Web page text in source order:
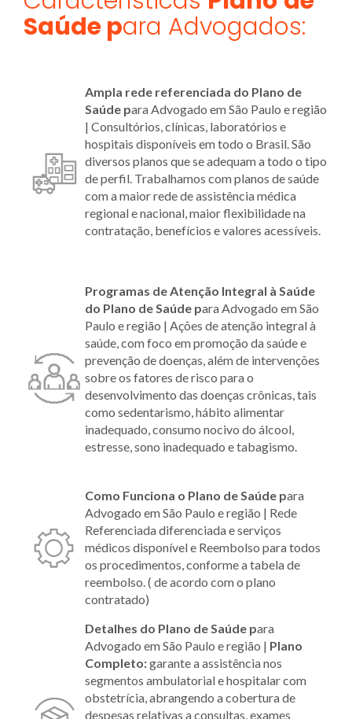
Saúde para Advogados:
Ampla rede referenciada do Plano de
Saúde para Advogado em São Paulo e região
| Consultórios, clínicas, laboratórios e
hospitais disponíveis em todo o Brasil. São
diversos planos que se adequam a todo o tipo
de perfil. Trabalhamos com planos de saúde
com a maior rede de assistência médica
regional e nacional, maior flexibilidade na
contratação, benefícios e valores acessíveis.
Programas de Atenção Integral à Saúde
do Plano de Saúde para Advogado em São
Paulo e região | Ações de atenção integral à
saúde, com foco em promoção da saúde e
prevenção de doenças, além de intervenções
sobre os fatores de risco para o
desenvolvimento das doenças crônicas, tais
como sedentarismo, hábito alimentar
inadequado, consumo nocivo do álcool,
estresse, sono inadequado e tabagismo.
Como Funciona o Plano de Saúde para
Advogado em São Paulo e região | Rede
Referenciada diferenciada e serviços
médicos disponível e Reembolso para todos
os procedimentos, conforme a tabela de
reembolso. ( de acordo com o plano
contratado)
Detalhes do Plano de Saúde para
Advogado em São Paulo e região | Plano
Completo:garante a assistência nos
segmentos ambulatorial e hospitalar com
obstetrícia, abrangendo a cobertura de
despesas relativas a consultas, exames